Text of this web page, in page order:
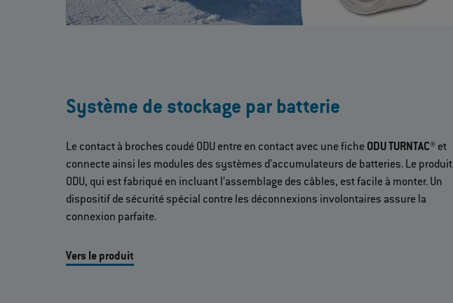
Système de stockage par batterie
Le contact à broches coudé ODU entre en contact avec une fiche ODU TURNTAC® et
connecte ainsi les modules des systèmes d’accumulateurs de batteries. Le produit
ODU, qui est fabriqué en incluant l’assemblage des câbles, est facile à monter. Un
dispositif de sécurité spécial contre les déconnexions involontaires assure la
connexion parfaite.
Vers le produit